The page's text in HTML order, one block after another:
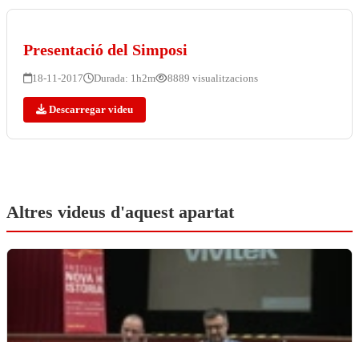
Presentació del Simposi
18-11-2017 Durada: 1h2m 8889 visualitzacions
Descarregar videu
Altres videus d'aquest apartat